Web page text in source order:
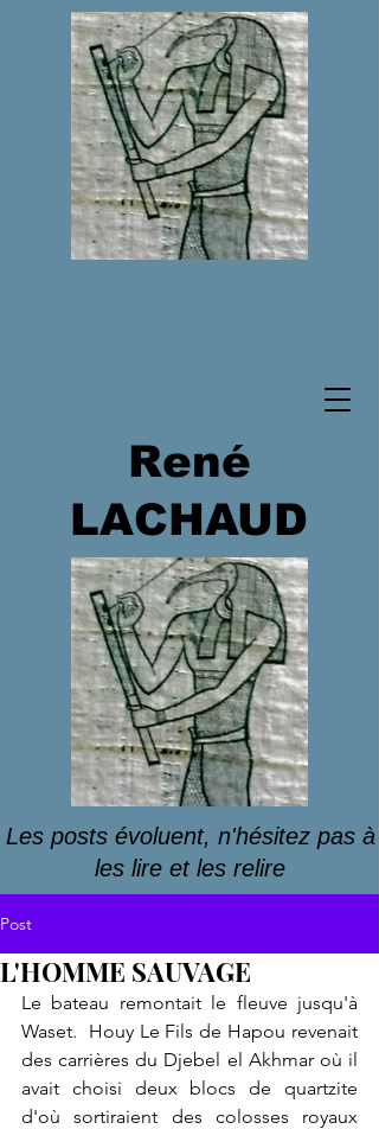
René
LACHAUD
Les posts évoluent, n'hésitez pas à
les lire et les relire
Post
L'HOMME SAUVAGE
Le bateau remontait le fleuve jusqu'à
Waset.  Houy Le Fils de Hapou revenait
des carrières du Djebel el Akhmar où il
avait choisi deux blocs de quartzite
d'où sortiraient des colosses royaux